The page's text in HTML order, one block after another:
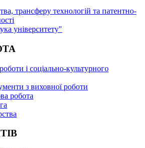
трансферу технологій та патентно-
університету"
і соціально-культурного
з виховної роботи
робота